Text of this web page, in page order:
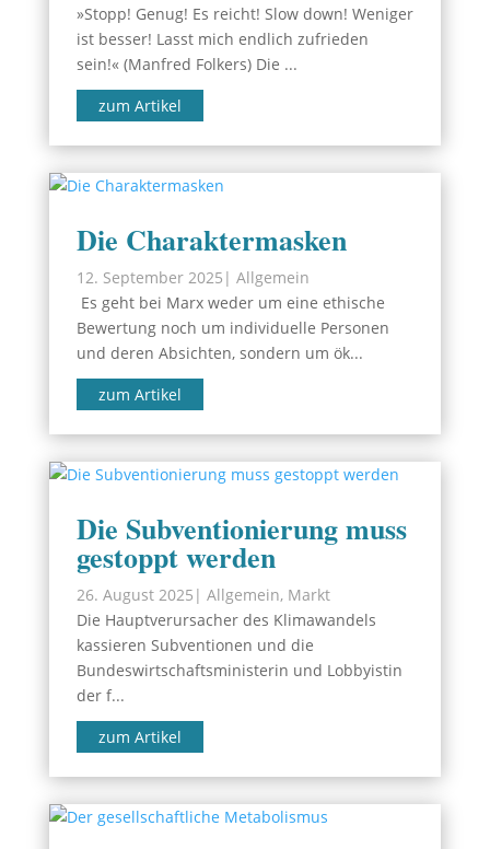
»Stopp! Genug! Es reicht! Slow down! Weniger
ist besser! Lasst mich endlich zufrieden
sein!« (Manfred Folkers) Die ...
zum Artikel
Die Charaktermasken
12. September 2025 | Allgemein
Es geht bei Marx weder um eine ethische
Bewertung noch um individuelle Personen
und deren Absichten, sondern um ök...
zum Artikel
Die Subventionierung muss
gestoppt werden
26. August 2025 | Allgemein, Markt
Die Hauptverursacher des Klimawandels
kassieren Subventionen und die
Bundeswirtschaftsministerin und Lobbyistin
der f...
zum Artikel